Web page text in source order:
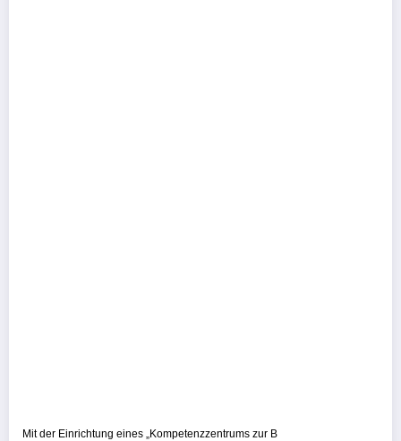
Mit der Einrichtung eines „Kompetenzzentrums zur B